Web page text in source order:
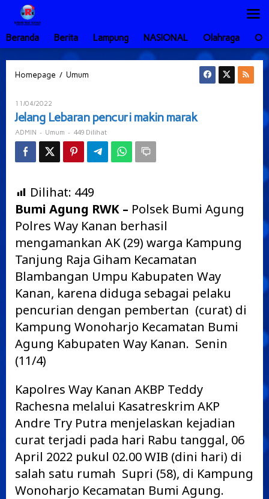
Lewati
konten
Beranda
Berita Lampung NASIONAL Olahraga
Homepage / Umum
marak
11/04/2022
ADMIN
Jelang Lebaran pencuri makin marak
ADMIN - Umum - 449 Dilihat
Dilihat: 449
Bumi Agung RWK – Polsek Bumi Agung
Polres Way Kanan berhasil
mengamankan AK (29) warga Kampung
Tanjung Raja Giham Kecamatan
Blambangan Umpu Kabupaten Way
Kanan, karena diduga sebagai pelaku
pencurian dengan pembertan (curat) di
Kampung Wonoharjo Kecamatan Bumi
Agung Kabupaten Way Kanan. Senin
(11/4)
Kapolres Way Kanan AKBP Teddy
Rachesna melalui Kasatreskrim AKP
Andre Try Putra menjelaskan kejadian
curat terjadi pada hari Rabu tanggal, 06
April 2022 pukul 02.00 WIB (dini hari) di
salah satu rumah Supri (58), di Kampung
Wonoharjo Kecamatan Bumi Agung.